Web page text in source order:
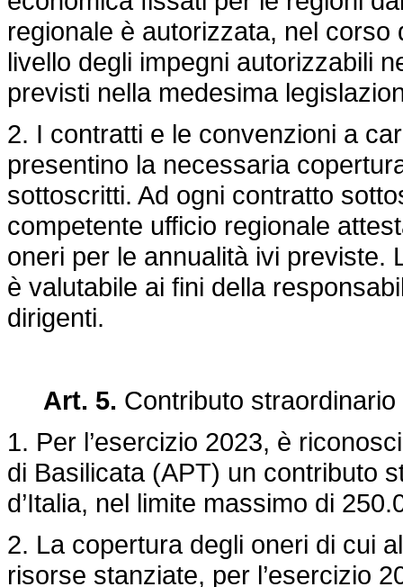
regionale è autorizzata, nel corso
livello degli impegni autorizzabili
previsti nella medesima
2. I contratti e le convenzioni a
presentino la necessaria
sottoscritti. Ad ogni contratto
competente ufficio regionale
oneri per le annualità ivi previste.
è valutabile ai fini della
dirigenti.
Art. 5. Contributo straordinario
1. Per l’esercizio 2023, è
di Basilicata (APT) un contributo
d’Italia, nel limite massimo di
2. La copertura degli oneri di cui
risorse stanziate, per l’esercizio